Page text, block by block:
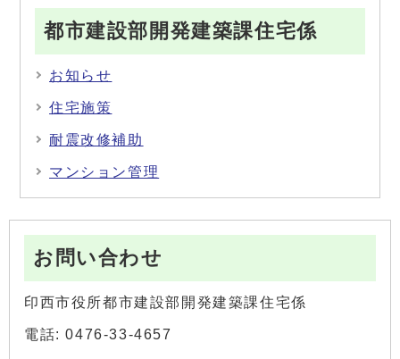
都市建設部開発建築課住宅係
お知らせ
住宅施策
耐震改修補助
マンション管理
お問い合わせ
印西市役所都市建設部開発建築課住宅係
電話: 0476-33-4657